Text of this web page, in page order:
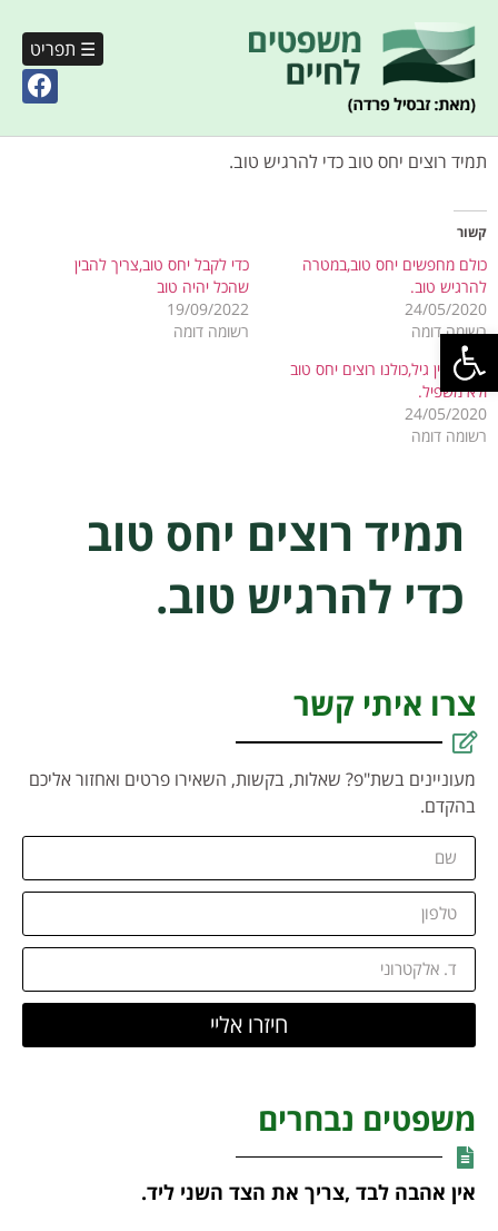
פתח סרגל נגישות
☰ תפריט
תמיד רוצים יחס טוב כדי להרגיש טוב.
קשור
כולם מחפשים יחס טוב,במטרה
להרגיש טוב.
24/05/2020
רשומה דומה
כדי לקבל יחס טוב,צריך להבין
שהכל יהיה טוב
19/09/2022
רשומה דומה
לכבוד אין גיל,כולנו רוצים יחס טוב
ולא משפיל.
24/05/2020
רשומה דומה
תמיד רוצים יחס טוב
כדי להרגיש טוב.
צרו איתי קשר
מעוניינים בשת"פ? שאלות, בקשות, השאירו פרטים ואחזור אליכם
בהקדם.
חיזרו אליי
משפטים נבחרים
אין אהבה לבד ,צריך את הצד השני ליד.